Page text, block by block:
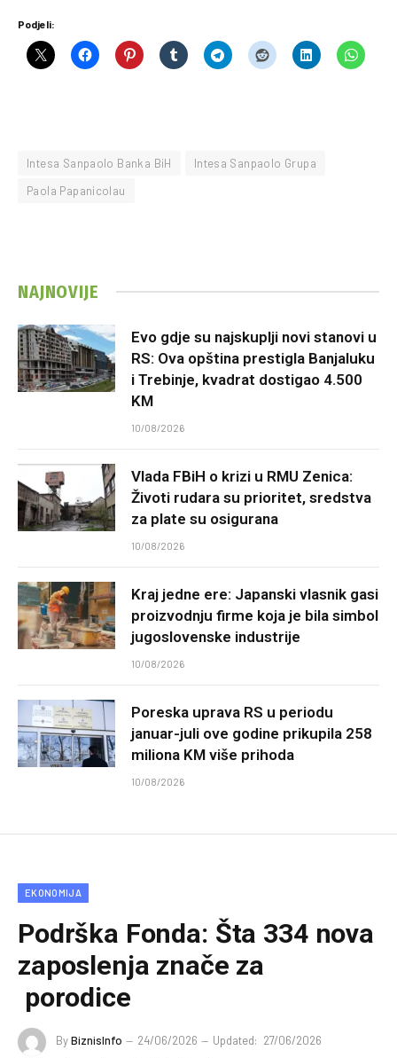
Podjeli:
Intesa Sanpaolo Banka BiH
Intesa Sanpaolo Grupa
Paola Papanicolau
NAJNOVIJE
Evo gdje su najskuplji novi stanovi u
RS: Ova opština prestigla Banjaluku
i Trebinje, kvadrat dostigao 4.500
KM
10/08/2026
Vlada FBiH o krizi u RMU Zenica:
Životi rudara su prioritet, sredstva
za plate su osigurana
10/08/2026
Kraj jedne ere: Japanski vlasnik gasi
proizvodnju firme koja je bila simbol
jugoslovenske industrije
10/08/2026
Poreska uprava RS u periodu
januar-juli ove godine prikupila 258
miliona KM više prihoda
10/08/2026
EKONOMIJA
Podrška Fonda: Šta 334 nova
zaposlenja znače za
porodice
ByBiznisInfo 24/06/2026 Updated: 27/06/2026